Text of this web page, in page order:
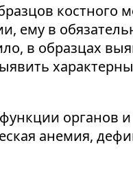
костного
ему в
в образцах
органов и
анемия,